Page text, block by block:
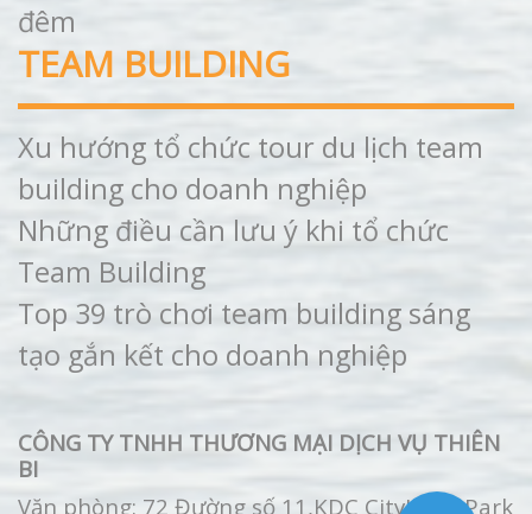
đêm
TEAM BUILDING
Xu hướng tổ chức tour du lịch team
building cho doanh nghiệp
Những điều cần lưu ý khi tổ chức
Team Building
Top 39 trò chơi team building sáng
tạo gắn kết cho doanh nghiệp
CÔNG TY TNHH THƯƠNG MẠI DỊCH VỤ THIÊN
BI
Văn phòng: 72 Đường số 11,KDC CityLand Park